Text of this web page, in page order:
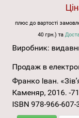
плюс до вартості
40 грн.) та
Виробник:
Продаж в
Франко Іван.
Каменяр, 2016. -71
ISBN 978-966-607-